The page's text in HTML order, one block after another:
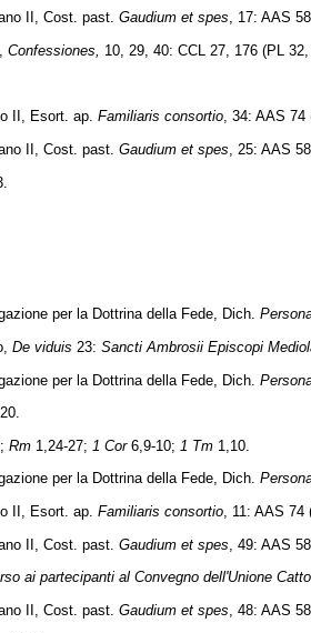
II, Cost. past. Gaudium et spes, 17: AAS
Confessiones,
10, 29, 40: CCL 27, 176 (PL
II, Esort. ap. Familiaris consortio, 34: AAS 74
II, Cost. past. Gaudium et spes , 25: AAS
per la Dottrina della Fede, Dich.
De viduis 23: Sancti Ambrosii Episcopi
per la Dottrina della Fede, Dich.
Rm 1,24-27; 1 Cor 6,9-10; 1 Tm 1,10.
per la Dottrina della Fede, Dich.
II, Esort. ap. Familiaris consortio, 11: AAS 74
II, Cost. past. Gaudium et spes , 49: AAS
ai partecipanti al Convegno dell'Unione
II, Cost. past. Gaudium et spes, 48: AAS